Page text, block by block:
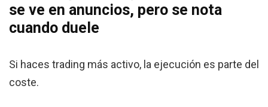
se ve en anuncios, pero se nota
cuando duele
Si haces trading más activo, la ejecución es parte del
coste.